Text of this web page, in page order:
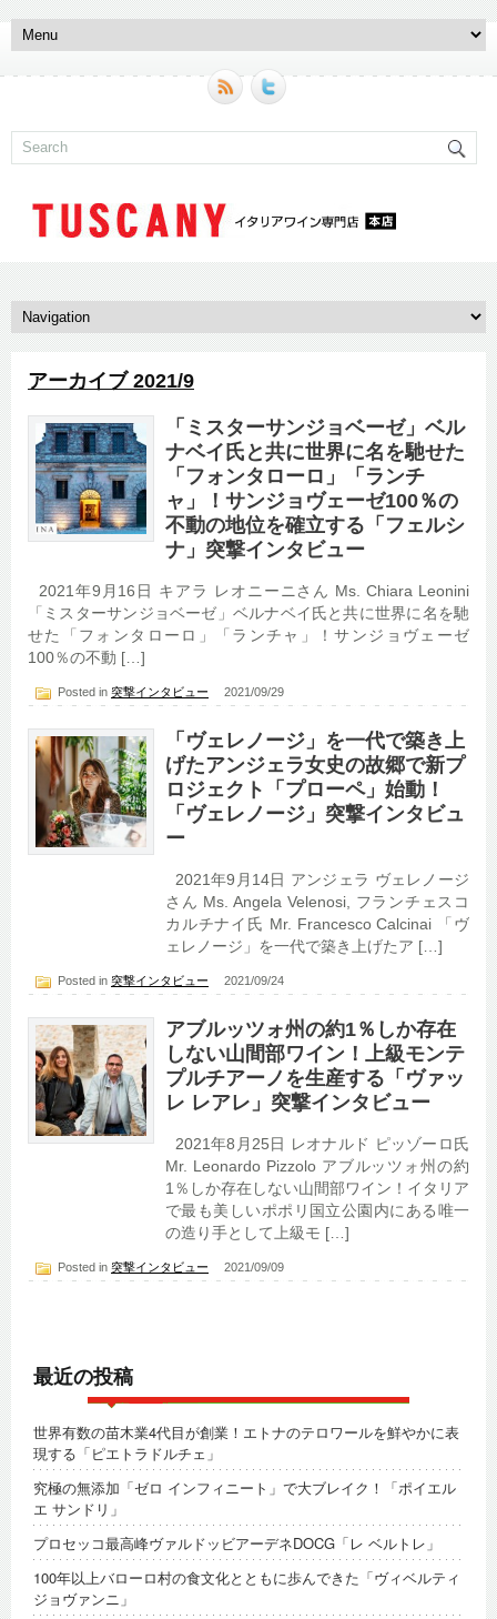
アーカイブ 2021/9
「ミスターサンジョベーゼ」ベル
ナベイ氏と共に世界に名を馳せた
「フォンタローロ」「ランチ
ャ」！サンジョヴェーゼ100％の
不動の地位を確立する「フェルシ
ナ」突撃インタビュー
2021年9月16日 キアラ レオニーニさん Ms. Chiara Leonini
「ミスターサンジョベーゼ」ベルナベイ氏と共に世界に名を馳
せた「フォンタローロ」「ランチャ」！サンジョヴェーゼ
100％の不動 […]
Posted in 突撃インタビュー 2021/09/29
「ヴェレノージ」を一代で築き上
げたアンジェラ女史の故郷で新プ
ロジェクト「プローペ」始動！
「ヴェレノージ」突撃インタビュ
ー
2021年9月14日 アンジェラ ヴェレノージ
さん Ms. Angela Velenosi, フランチェスコ
カルチナイ氏 Mr. Francesco Calcinai 「ヴ
ェレノージ」を一代で築き上げたア […]
Posted in 突撃インタビュー 2021/09/24
アブルッツォ州の約1％しか存在
しない山間部ワイン！上級モンテ
プルチアーノを生産する「ヴァッ
レ レアレ」突撃インタビュー
2021年8月25日 レオナルド ピッゾーロ氏
Mr. Leonardo Pizzolo アブルッツォ州の約
1％しか存在しない山間部ワイン！イタリア
で最も美しいポポリ国立公園内にある唯一
の造り手として上級モ […]
Posted in 突撃インタビュー 2021/09/09
最近の投稿
世界有数の苗木業4代目が創業！エトナのテロワールを鮮やかに表
現する「ピエトラドルチェ」
究極の無添加「ゼロ インフィニート」で大ブレイク！「ポイエル
エ サンドリ」
プロセッコ最高峰ヴァルドッビアーデネDOCG「レ ベルトレ」
100年以上バローロ村の食文化とともに歩んできた「ヴィベルティ
ジョヴァンニ」